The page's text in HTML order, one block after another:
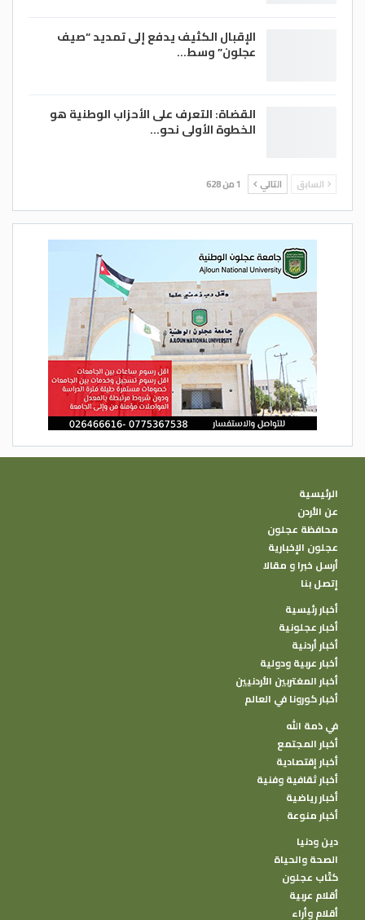
الإقبال الكثيف يدفع إلى تمديد “صيف
عجلون” وسط…
القضاة: التعرف على الأحزاب الوطنية هو
الخطوة الأولى نحو…
السابق التالي 1 من 628
الرئيسية
عن الأردن
محافظة عجلون
عجلون الإخبارية
أرسل خبرا و مقالا
إتصل بنا
أخبار رئيسية
أخبار عجلونية
أخبار أردنية
أخبار عربية ودولية
أخبار المغتربين الأردنيين
أخبار كورونا في العالم
في ذمة الله
أخبار المجتمع
أخبار إقتصادية
أخبار ثقافية وفنية
أخبار رياضية
أخبار منوعة
دين ودنيا
الصحة والحياة
كتًاب عجلون
أقلام عربية
أقلام وأراء